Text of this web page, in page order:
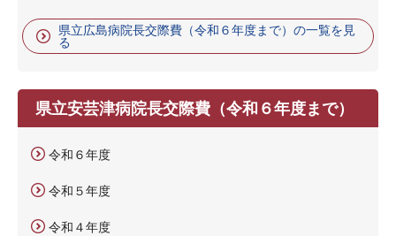
県立広島病院長交際費（令和６年度まで）の一覧を見
る
県立安芸津病院長交際費（令和６年度まで）
令和６年度
令和５年度
令和４年度